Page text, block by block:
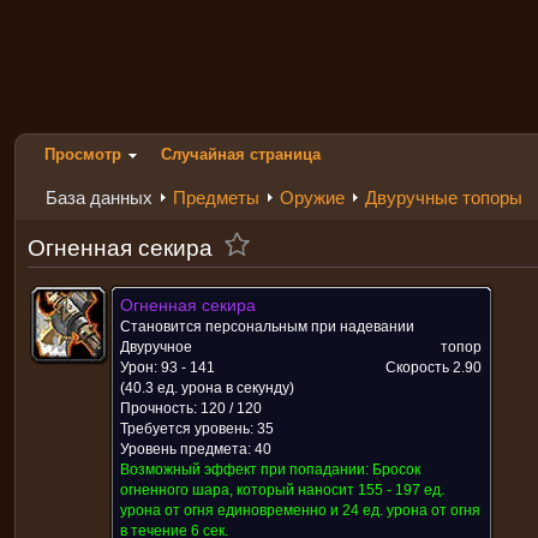
Просмотр Случайная страница
База данных Предметы Оружие Двуручные топоры
Огненная секира
Огненная секира
Становится персональным при надевании
Двуручное
топор
Урон: 93 - 141
Скорость 2.90
(40.3 ед. урона в секунду)
Прочность: 120 / 120
Требуется уровень: 35
Уровень предмета: 40
Возможный эффект при попадании: Бросок
огненного шара, который наносит 155 - 197 ед.
урона от огня единовременно и 24 ед. урона от огня
в течение 6 сек.